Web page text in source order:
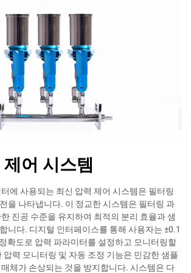
어 시스템
에 사용되는 최신 압력 제어 시스템은 필터링
을 나타냅니다. 이 정교한 시스템은 필터링 과
진공 수준을 유지하여 최적의 분리 효율과 샘
니다. 디지털 인터페이스를 통해 사용자는 ±0.1
확도로 압력 파라미터를 설정하고 모니터링할
압력 모니터링 및 자동 조정 기능은 민감한 샘플
체가 손상되는 것을 방지합니다. 시스템은 다